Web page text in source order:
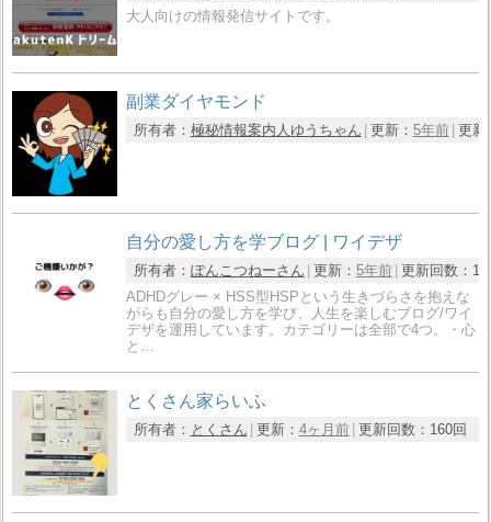
大人向けの情報発信サイトです。
副業ダイヤモンド
所有者： 極秘情報案内人ゆうちゃん 更新： 5年前 更新
自分の愛し方を学ブログ | ワイデザ
所有者： ぽんこつねーさん 更新： 5年前 更新回数： 17
ADHDグレー × HSS型HSPという生きづらさを抱えな
がらも自分の愛し方を学び、人生を楽しむブログ/ワイ
デザを運用しています。カテゴリーは全部で4つ。・心
と…
とくさん家らいふ
所有者： とくさん 更新： 4ヶ月前 更新回数： 160回